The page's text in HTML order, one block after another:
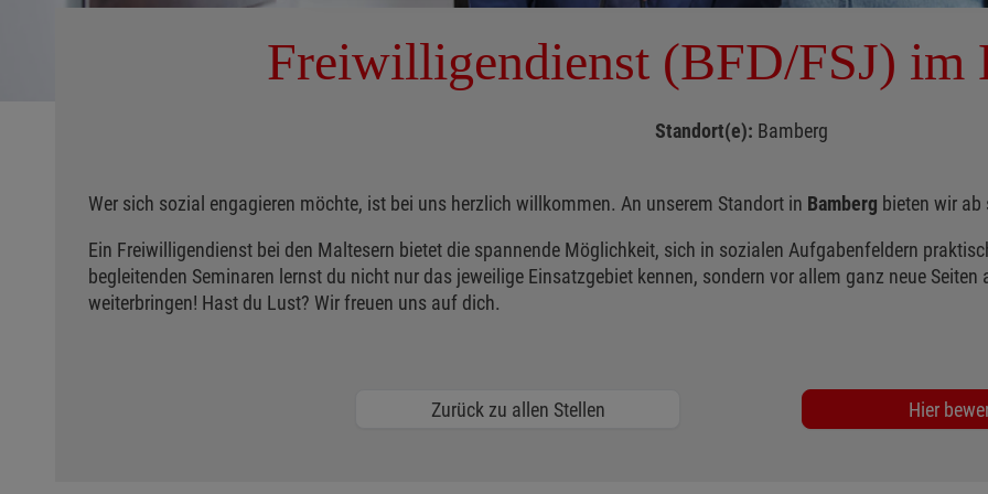
Freiwilligendienst (BFD/FSJ) im
Standort(e): Bamberg
Wer sich sozial engagieren möchte, ist bei uns herzlich willkommen. An unserem Standort in Bamberg bieten wir
Ein Freiwilligendienst bei den Maltesern bietet die spannende Möglichkeit, sich in sozialen Aufgabenfeldern
begleitenden Seminaren lernst du nicht nur das jeweilige Einsatzgebiet kennen, sondern vor allem ganz neue
weiterbringen! Hast du Lust? Wir freuen uns auf dich.
Zurück zu allen Stellen Hier